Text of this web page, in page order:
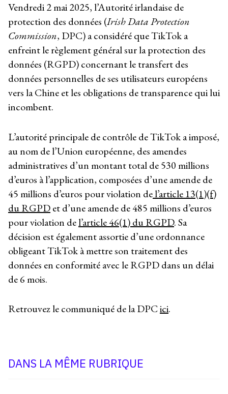
Vendredi 2 mai 2025, l’Autorité irlandaise de
protection des données (Irish Data Protection
Commission, DPC) a considéré que TikTok a
enfreint le règlement général sur la protection des
données (RGPD) concernant le transfert des
données personnelles de ses utilisateurs européens
vers la Chine et les obligations de transparence qui lui
incombent.
L’autorité principale de contrôle de TikTok a imposé,
au nom de l’Union européenne, des amendes
administratives d’un montant total de 530 millions
d’euros à l’application, composées d’une amende de
45 millions d’euros pour violation del’article 13(1)(f)
du RGPDet d’une amende de 485 millions d’euros
pour violation del’article 46(1) du RGPD. Sa
décision est également assortie d’une ordonnance
obligeant TikTok à mettre son traitement des
données en conformité avec le RGPD dans un délai
de 6 mois.
Retrouvez le communiqué de la DPCici.
DANS LA MÊME RUBRIQUE